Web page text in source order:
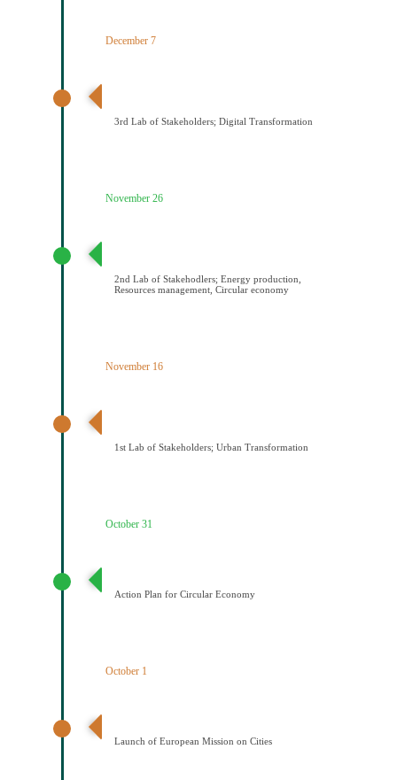
December 7
3rd Lab of Stakeholders; Digital Transformation
November 26
2nd Lab of Stakehodlers; Energy production,
Resources management, Circular economy
November 16
1st Lab of Stakeholders; Urban Transformation
October 31
Action Plan for Circular Economy
October 1
Launch of European Mission on Cities